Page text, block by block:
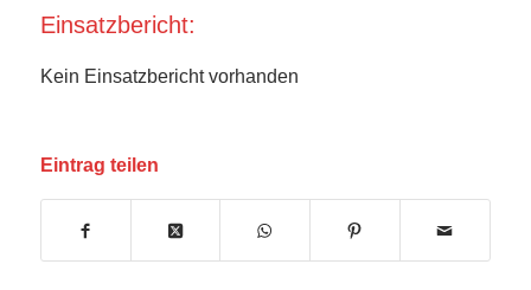
Einsatzbericht:
Kein Einsatzbericht vorhanden
Eintrag teilen